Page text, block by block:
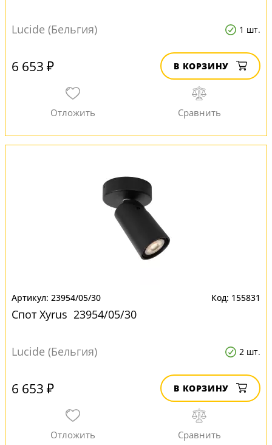
Lucide (Бельгия) 1 шт.
6 653 ₽ В КОРЗИНУ
23954/05/30 155831
Спот Xyrus 23954/05/30
Lucide (Бельгия) 2 шт.
6 653 ₽ В КОРЗИНУ